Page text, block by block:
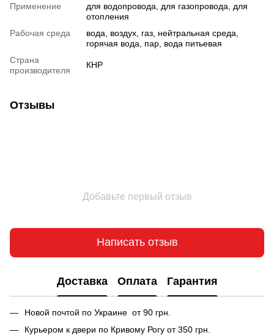
Применение
для водопровода, для газопровода, для
отопления
Рабочая среда
вода, воздух, газ, нейтральная среда,
горячая вода, пар, вода питьевая
Страна
производителя
КНР
Отзывы
Добавьте первый отзыв
Написать отзыв
Доставка Оплата Гарантия
Новой почтой по Украине от 90 грн.
Курьером к двери по Кривому Рогу от 350 грн.